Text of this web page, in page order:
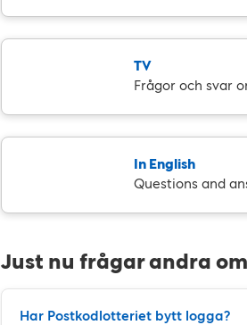
TV
Frågor och svar
In English
Questions and
Just nu frågar andra
Har Postkodlotteriet bytt logga?